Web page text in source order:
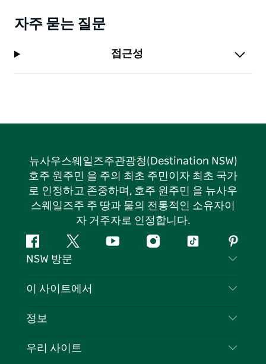
자주 묻는 질문
접근성
뉴사우스웨일즈주관광청(Destination NSW)
호주 원주민 을 주의 최초 주민이자 최초 국가
로 인정하고 존중하며, 호주 원주민 을 뉴사우
스웨일즈주 주 땅과 물의 전통적인 소유자이
자 거주자로 인정합니다.
페
이
북
지
다
유
인
틱
핀
터
스
NSW 방문
문의하기
쿠키 고지
이 사이트에서
목적지
정보
여행 정보
우리 사이트